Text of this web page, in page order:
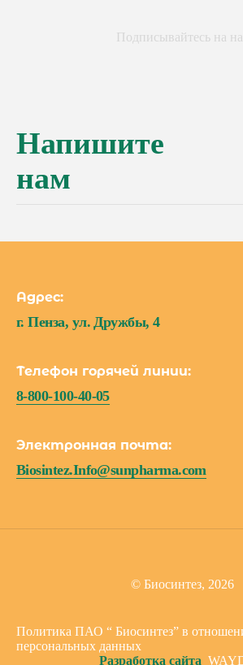
Подписывайтесь на
Напишите
нам
Адрес:
г. Пенза, ул. Дружбы, 4
Телефон горячей линии:
8-800-100-40-05
Электронная почта:
Biosintez.Info@sunpharma.com
© Биосинтез, 2026
Политика ПАО “ Биосинтез” в
персональных данных
Разработка сайта